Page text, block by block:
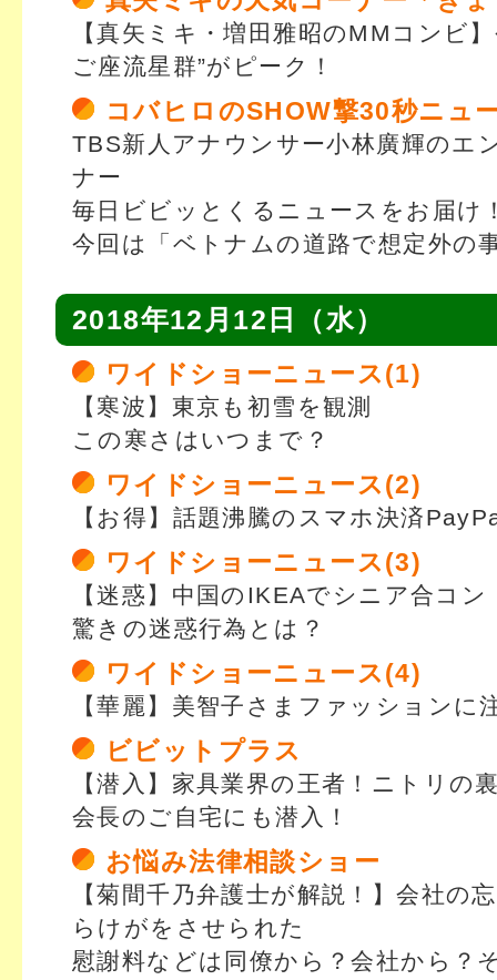
【真矢ミキ・増田雅昭のMMコンビ
ご座流星群”がピーク！
コバヒロのSHOW撃30秒ニュ
TBS新人アナウンサー小林廣輝のエ
ナー
毎日ビビッとくるニュースをお届け
今回は「ベトナムの道路で想定外の
2018年12月12日（水）
ワイドショーニュース(1)
【寒波】東京も初雪を観測
この寒さはいつまで？
ワイドショーニュース(2)
【お得】話題沸騰のスマホ決済
ワイドショーニュース(3)
【迷惑】中国のIKEAでシニア合コン
驚きの迷惑行為とは？
ワイドショーニュース(4)
【華麗】美智子さまファッションに
ビビットプラス
【潜入】家具業界の王者！ニトリの
会長のご自宅にも潜入！
お悩み法律相談ショー
【菊間千乃弁護士が解説！】会社の
らけがをさせられた
慰謝料などは同僚から？会社から？